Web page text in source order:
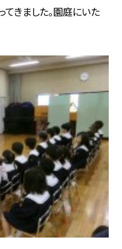
きました。園庭にいた